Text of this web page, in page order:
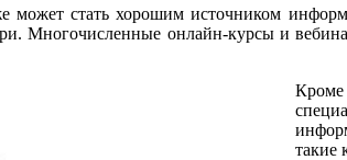
может стать хорошим источником
Многочисленные онлайн-курсы и
такие